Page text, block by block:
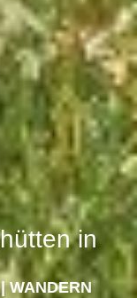
in
| WANDERN